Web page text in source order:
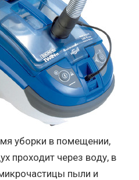
уборки в помещении,
проходит через воду, в
пыли и